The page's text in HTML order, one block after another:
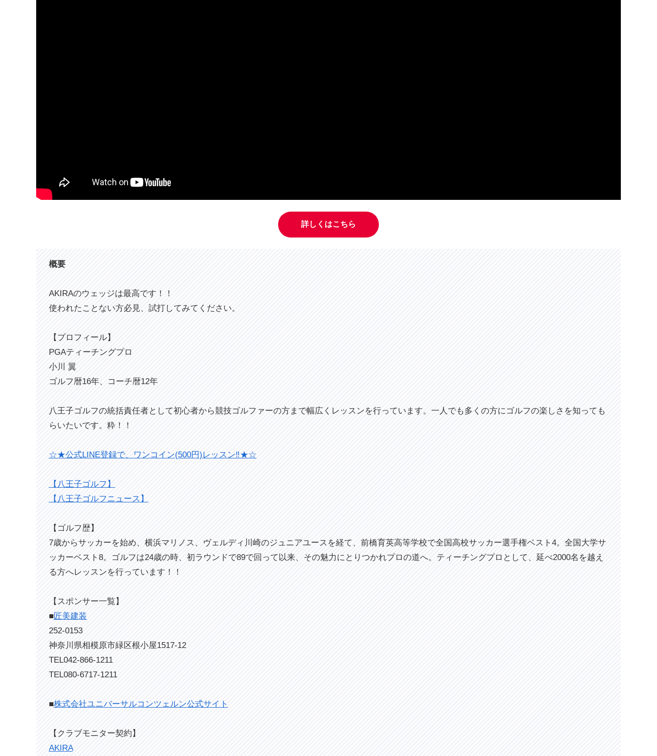
詳しくはこちら
概要
AKIRAのウェッジは最高です！！
使われたことない方必見、試打してみてください。
【プロフィール】
PGAティーチングプロ
小川 翼
ゴルフ暦16年、コーチ暦12年
八王子ゴルフの統括責任者として初心者から競技ゴルファーの方まで幅広くレッスンを行っています。一人でも多くの方にゴルフの楽しさを知っても
らいたいです。粋！！
☆★公式LINE登録で、ワンコイン(500円)レッスン‼★☆
【八王子ゴルフ】
【八王子ゴルフニュース】
【ゴルフ歴】
7歳からサッカーを始め、横浜マリノス、ヴェルディ川崎のジュニアユースを経て、前橋育英高等学校で全国高校サッカー選手権ベスト4。全国大学サ
ッカーベスト8。ゴルフは24歳の時、初ラウンドで89で回って以来、その魅力にとりつかれプロの道へ。ティーチングプロとして、延べ2000名を越え
る方へレッスンを行っています！！
【スポンサー一覧】
■匠美建装
252-0153
神奈川県相模原市緑区根小屋1517-12
TEL042-866-1211
TEL080-6717-1211
■株式会社ユニバーサルコンツェルン公式サイト
【クラブモニター契約】
AKIRA